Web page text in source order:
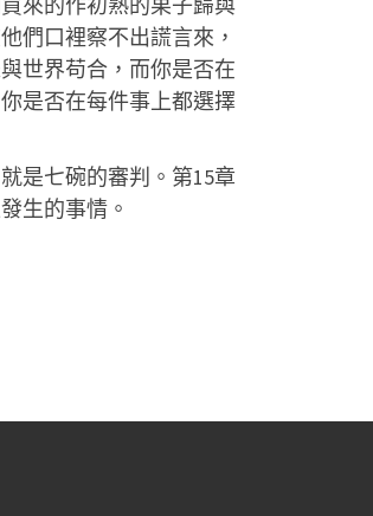
們口裡察不出謊言來，
世界苟合，而你是否在
是否在每件事上都選擇
是七碗的審判。第15章
生的事情。